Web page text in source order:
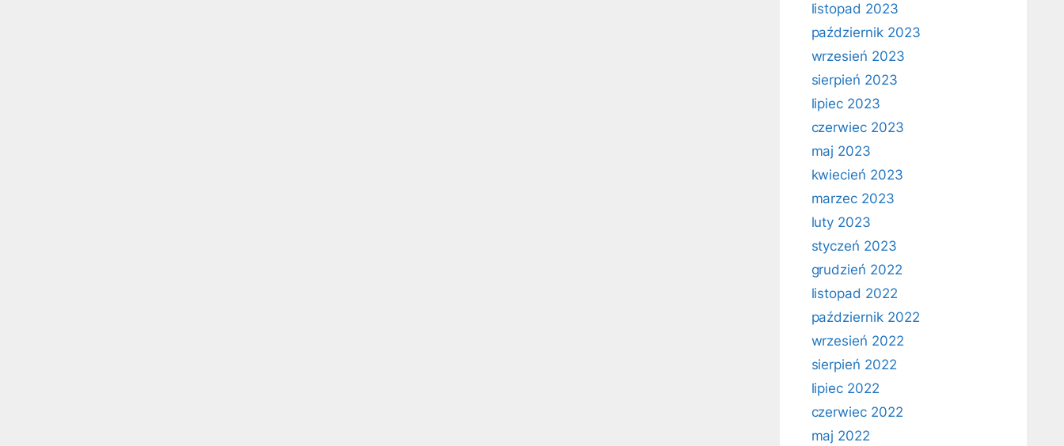
listopad 2023
październik 2023
wrzesień 2023
sierpień 2023
lipiec 2023
czerwiec 2023
maj 2023
kwiecień 2023
marzec 2023
luty 2023
styczeń 2023
grudzień 2022
listopad 2022
październik 2022
wrzesień 2022
sierpień 2022
lipiec 2022
czerwiec 2022
maj 2022